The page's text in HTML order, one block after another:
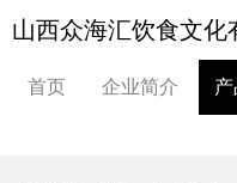
山西众海汇饮食文化
首页 企业简介